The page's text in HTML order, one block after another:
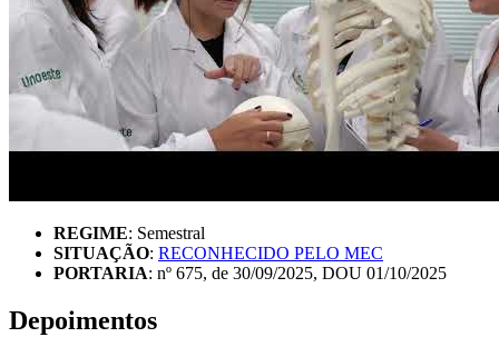
REGIME: Semestral
SITUAÇÃO: RECONHECIDO PELO MEC
PORTARIA: nº 675, de 30/09/2025, DOU 01/10/2025
Depoimentos